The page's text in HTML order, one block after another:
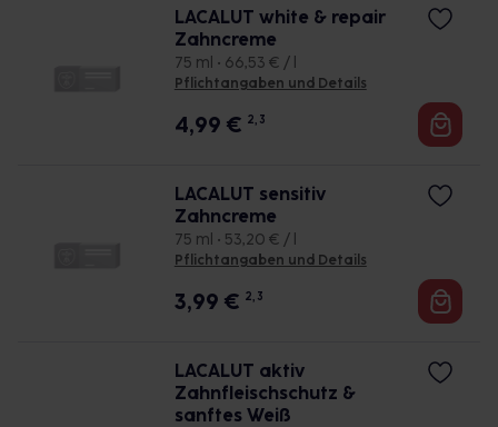
LACALUT white & repair
Zahncreme
75 ml • 66,53 € / l
Pflichtangaben und Details
4,99 € 2, 3
LACALUT sensitiv
Zahncreme
75 ml • 53,20 € / l
Pflichtangaben und Details
3,99 € 2, 3
LACALUT aktiv
Zahnfleischschutz &
sanftes Weiß